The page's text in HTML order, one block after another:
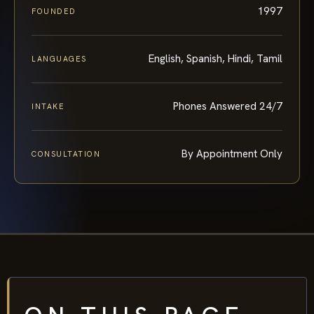
FOUNDED 1997
LANGUAGES English, Spanish, Hindi, Tamil
INTAKE Phones Answered 24/7
CONSULTATION By Appointment Only